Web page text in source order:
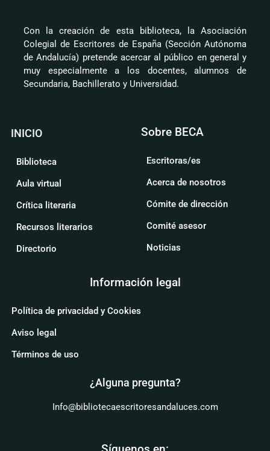
Con la creación de esta biblioteca, la Asociación
Colegial de Escritores de España (Sección Autónoma
de Andalucía) pretende acercar al público en general y
muy especialmente a los docentes, alumnos de
Secundaria, Bachillerato y Universidad.
INICIO
Biblioteca
Aula virtual
Crítica literaria
Recursos literarios
Directorio
Sobre BECA
Escritoras/es
Acerca de nosotros
Cómite de dirección
Comité asesor
Noticias
Información legal
Política de privacidad y Cookies
Aviso legal
Términos de uso
¿Alguna pregunta?
Info@bibliotecaescritoresandaluces.com